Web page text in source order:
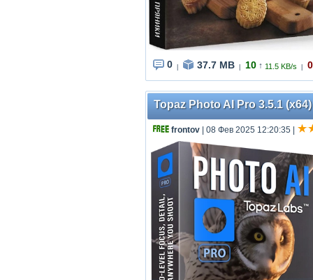
0 37.7 MB 10 ↑ 11.5 KB/s 0
Topaz Photo AI Pro 3.5.1
frontov | 08 Фев 2025 12:20:35